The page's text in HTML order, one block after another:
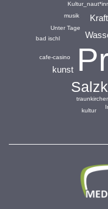
kunst
cafe-casino
Unter Tage
bad ischl
musik
kultur